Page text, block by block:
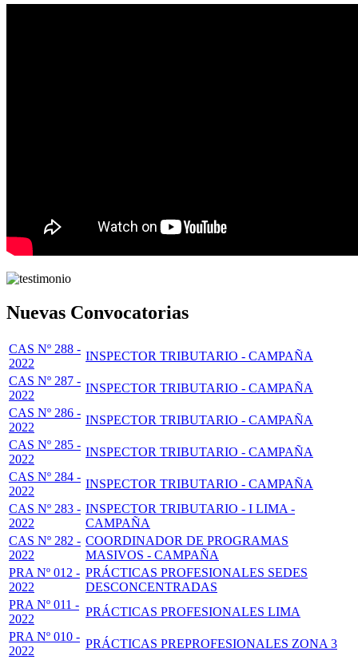
Nuevas Convocatorias
CAS Nº 288 -
2022
INSPECTOR TRIBUTARIO - CAMPAÑA
CAS Nº 287 -
2022
INSPECTOR TRIBUTARIO - CAMPAÑA
CAS Nº 286 -
2022
INSPECTOR TRIBUTARIO - CAMPAÑA
CAS Nº 285 -
2022
INSPECTOR TRIBUTARIO - CAMPAÑA
CAS Nº 284 -
2022
INSPECTOR TRIBUTARIO - CAMPAÑA
CAS Nº 283 -
2022
INSPECTOR TRIBUTARIO - I LIMA -
CAMPAÑA
CAS Nº 282 -
2022
COORDINADOR DE PROGRAMAS
MASIVOS - CAMPAÑA
PRA Nº 012 -
2022
PRÁCTICAS PROFESIONALES SEDES
DESCONCENTRADAS
PRA Nº 011 -
2022
PRÁCTICAS PROFESIONALES LIMA
PRA Nº 010 -
2022
PRÁCTICAS PREPROFESIONALES ZONA 3